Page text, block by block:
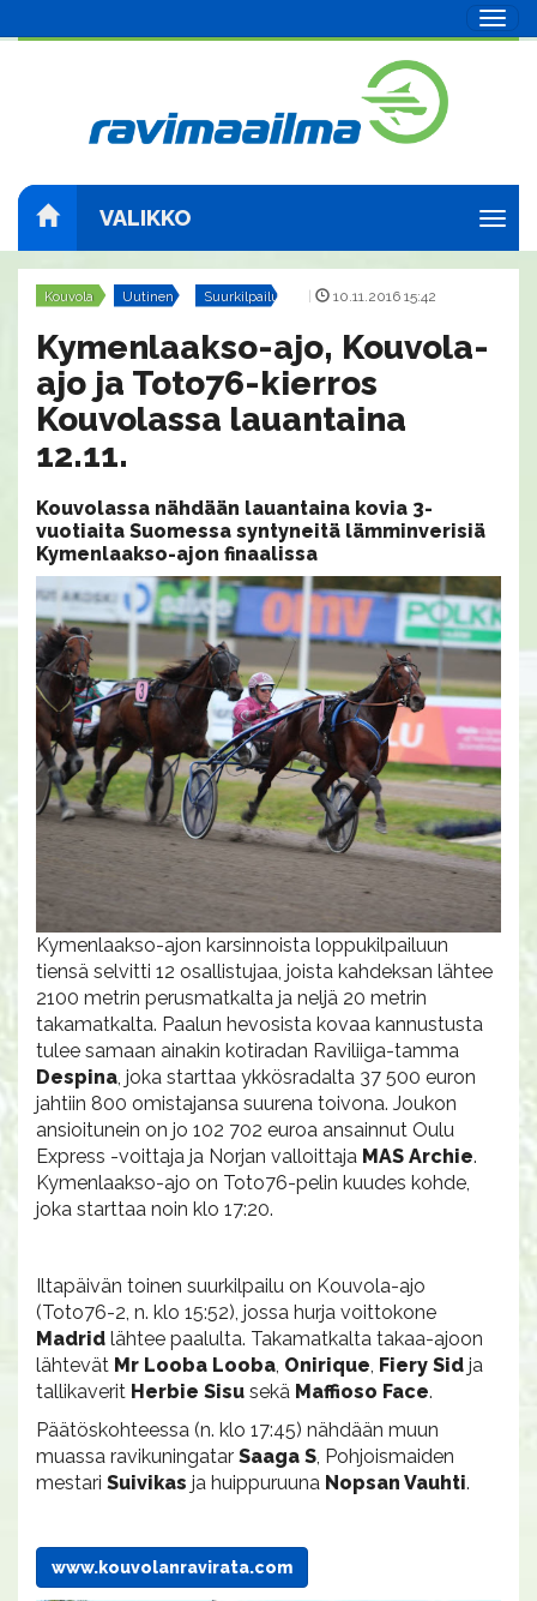
VALIKKO
Kouvola Uutinen Suurkilpailut | 10.11.2016 15:42
Kymenlaakso-ajo, Kouvola-
ajo ja Toto76-kierros
Kouvolassa lauantaina
12.11.
Kouvolassa nähdään lauantaina kovia 3-
vuotiaita Suomessa syntyneitä lämminverisiä
Kymenlaakso-ajon finaalissa
Kymenlaakso-ajon karsinnoista loppukilpailuun
tiensä selvitti 12 osallistujaa, joista kahdeksan lähtee
2100 metrin perusmatkalta ja neljä 20 metrin
takamatkalta. Paalun hevosista kovaa kannustusta
tulee samaan ainakin kotiradan Raviliiga-tamma
Despina, joka starttaa ykkösradalta 37 500 euron
jahtiin 800 omistajansa suurena toivona. Joukon
ansioitunein on jo 102 702 euroa ansainnut Oulu
Express -voittaja ja Norjan valloittaja MAS Archie.
Kymenlaakso-ajo on Toto76-pelin kuudes kohde,
joka starttaa noin klo 17:20.
Iltapäivän toinen suurkilpailu on Kouvola-ajo
(Toto76-2, n. klo 15:52), jossa hurja voittokone
Madrid lähtee paalulta. Takamatkalta takaa-ajoon
lähtevät Mr Looba Looba, Onirique, Fiery Sid ja
tallikaverit Herbie Sisu sekä Maffioso Face.
Päätöskohteessa (n. klo 17:45) nähdään muun
muassa ravikuningatar Saaga S, Pohjoismaiden
mestari Suivikas ja huippuruuna Nopsan Vauhti.
www.kouvolanravirata.com